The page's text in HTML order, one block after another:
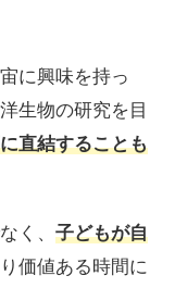
に興味を持っ
生物の研究を目
直結することも
く、 子どもが自
価値ある時間に